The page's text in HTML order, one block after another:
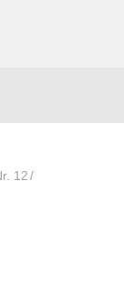
12/